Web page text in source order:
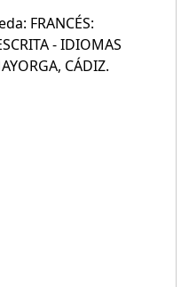
FRANCÉS:
- IDIOMAS
CÁDIZ.